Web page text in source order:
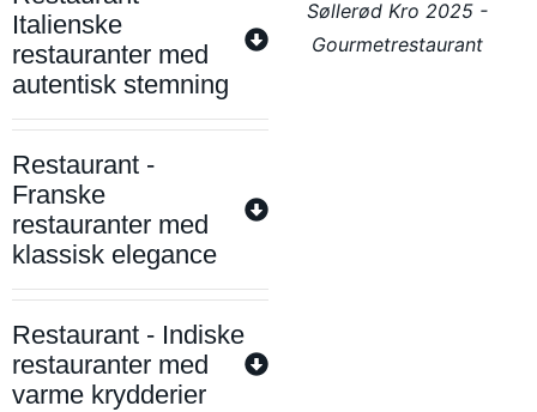
Italienske
restauranter med
autentisk stemning
Restaurant -
Franske
restauranter med
klassisk elegance
Restaurant - Indiske
restauranter med
varme krydderier
Søllerød Kro 2025 -
Gourmetrestaurant